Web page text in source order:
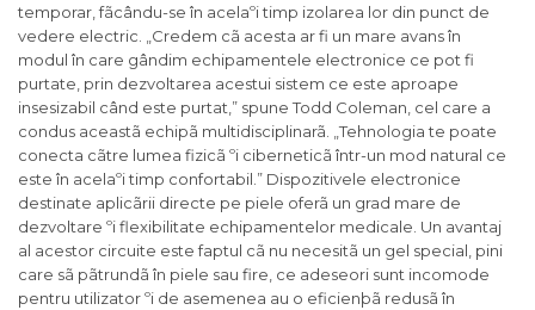
temporar, fãcându-se în acelaºi timp izolarea lor din punct de
vedere electric. „Credem cã acesta ar fi un mare avans în
modul în care gândim echipamentele electronice ce pot fi
purtate, prin dezvoltarea acestui sistem ce este aproape
insesizabil când este purtat,” spune Todd Coleman, cel care a
condus aceastã echipã multidisciplinarã. „Tehnologia te poate
conecta cãtre lumea fizicã ºi ciberneticã într-un mod natural ce
este în acelaºi timp confortabil.” Dispozitivele electronice
destinate aplicãrii directe pe piele oferã un grad mare de
dezvoltare ºi flexibilitate echipamentelor medicale. Un avantaj
al acestor circuite este faptul cã nu necesitã un gel special, pini
care sã pãtrundã în piele sau fire, ce adeseori sunt incomode
pentru utilizator ºi de asemenea au o eficienþã redusã în